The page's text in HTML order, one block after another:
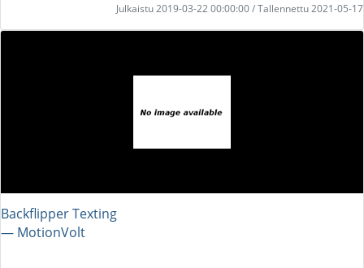
Julkaistu 2019-03-22 00:00:00 / Tallennettu 2021-05-17
Backflipper Texting
― MotionVolt